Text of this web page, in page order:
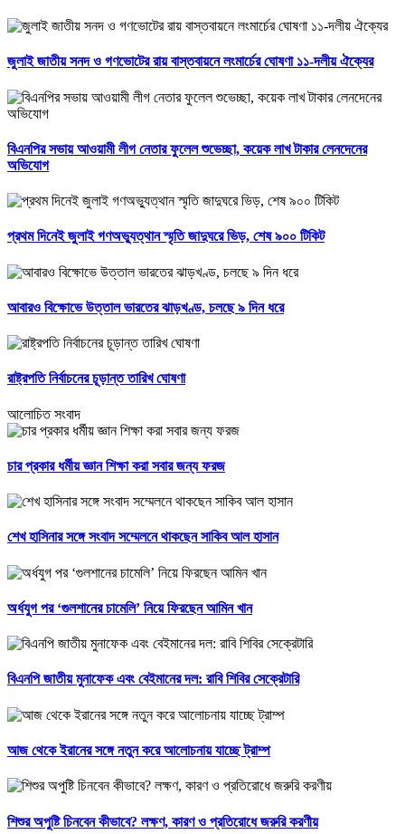
জুলাই জাতীয় সনদ ও গণভোটের রায় বাস্তবায়নে লংমার্চের ঘোষণা ১১-দলীয় ঐক্যের
বিএনপির সভায় আওয়ামী লীগ নেতার ফুলেল শুভেচ্ছা, কয়েক লাখ টাকার লেনদেনের
অভিযোগ
প্রথম দিনেই জুলাই গণঅভ্যুত্থান স্মৃতি জাদুঘরে ভিড়, শেষ ৯০০ টিকিট
আবারও বিক্ষোভে উত্তাল ভারতের ঝাড়খণ্ড, চলছে ৯ দিন ধরে
রাষ্ট্রপতি নির্বাচনের চূড়ান্ত তারিখ ঘোষণা
আলোচিত সংবাদ
চার প্রকার ধর্মীয় জ্ঞান শিক্ষা করা সবার জন্য ফরজ
শেখ হাসিনার সঙ্গে সংবাদ সম্মেলনে থাকছেন সাকিব আল হাসান
অর্ধযুগ পর ‘গুলশানের চামেলি’ নিয়ে ফিরছেন আমিন খান
বিএনপি জাতীয় মুনাফেক এবং বেইমানের দল: রাবি শিবির সেক্রেটারি
আজ থেকে ইরানের সঙ্গে নতুন করে আলোচনায় যাচ্ছে ট্রাম্প
শিশুর অপুষ্টি চিনবেন কীভাবে? লক্ষণ, কারণ ও প্রতিরোধে জরুরি করণীয়